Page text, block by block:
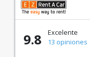
9.8
Excelente
13 opiniones